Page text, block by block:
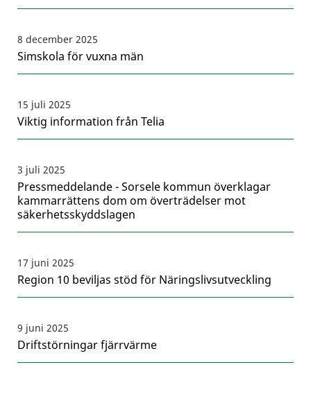
8 december 2025
Simskola för vuxna män
15 juli 2025
Viktig information från Telia
3 juli 2025
Pressmeddelande - Sorsele kommun överklagar
kammarrättens dom om överträdelser mot
säkerhetsskyddslagen
17 juni 2025
Region 10 beviljas stöd för Näringslivsutveckling
9 juni 2025
Driftstörningar fjärrvärme